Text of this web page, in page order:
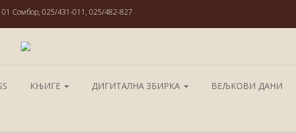
Сомбор, 025/431-011, 025/482-827
КЊИГЕ ДИГИТАЛНА ЗБИРКА ВЕЉКОВИ ДАНИ